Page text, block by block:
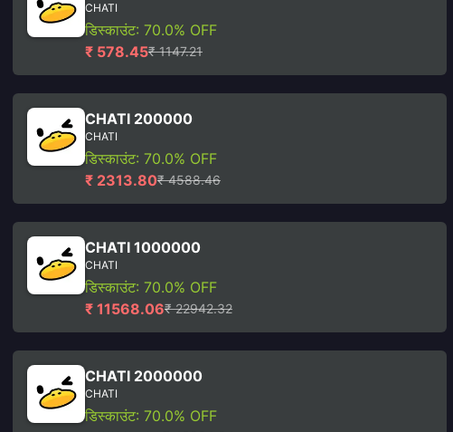
CHATI
डिस्काउंट: 70.0% OFF
₹ 578.45₹ 1147.21
CHATI 200000
CHATI
डिस्काउंट: 70.0% OFF
₹ 2313.80₹ 4588.46
CHATI 1000000
CHATI
डिस्काउंट: 70.0% OFF
₹ 11568.06₹ 22942.32
CHATI 2000000
CHATI
डिस्काउंट: 70.0% OFF